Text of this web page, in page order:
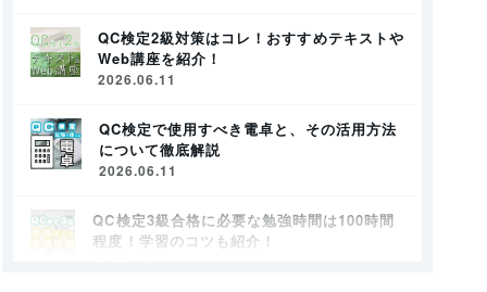
QC検定2級対策はコレ！おすすめテキストや
Web講座を紹介！
2026.06.11
QC検定で使用すべき電卓と、その活用方法
について徹底解説
2026.06.11
QC検定3級合格に必要な勉強時間は100時間
程度！学習のコツも紹介！